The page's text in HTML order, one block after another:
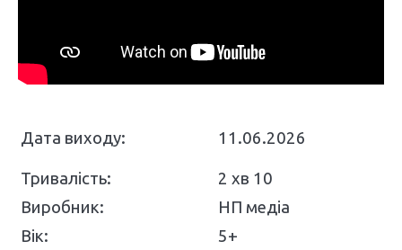
Дата виходу: 11.06.2026
Тривалість:
2 хв 10
Виробник:
НП медіа
Вік:
5+